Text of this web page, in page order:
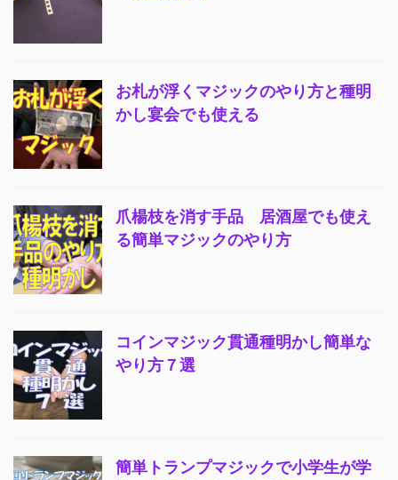
お札が浮くマジックのやり方と種明
かし宴会でも使える
爪楊枝を消す手品 居酒屋でも使え
る簡単マジックのやり方
コインマジック貫通種明かし簡単な
やり方７選
簡単トランプマジックで小学生が学